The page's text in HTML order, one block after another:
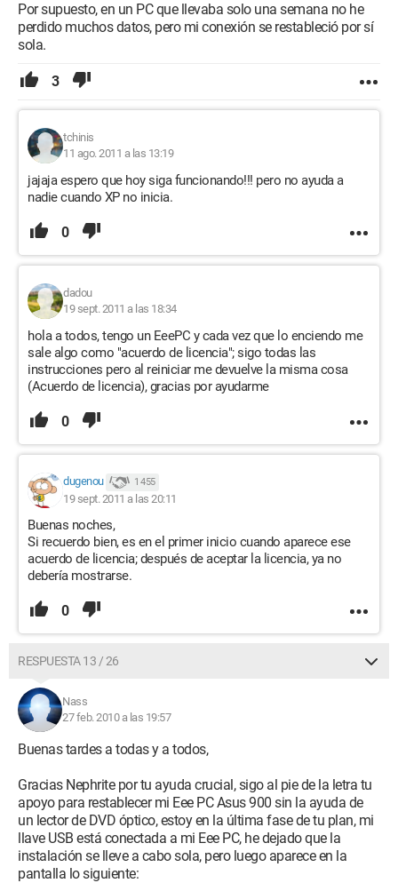
Por supuesto, en un PC que llevaba solo una semana no he
perdido muchos datos, pero mi conexión se restableció por sí
sola.
3
tchinis
11 ago. 2011 a las 13:19
jajaja espero que hoy siga funcionando!!! pero no ayuda a
nadie cuando XP no inicia.
0
dadou
19 sept. 2011 a las 18:34
hola a todos, tengo un EeePC y cada vez que lo enciendo me
sale algo como "acuerdo de licencia"; sigo todas las
instrucciones pero al reiniciar me devuelve la misma cosa
(Acuerdo de licencia), gracias por ayudarme
0
dugenou 1 455
19 sept. 2011 a las 20:11
Buenas noches,
Si recuerdo bien, es en el primer inicio cuando aparece ese
acuerdo de licencia; después de aceptar la licencia, ya no
debería mostrarse.
0
RESPUESTA 13 / 26
Nass
27 feb. 2010 a las 19:57
Buenas tardes a todas y a todos,
Gracias Nephrite por tu ayuda crucial, sigo al pie de la letra tu
apoyo para restablecer mi Eee PC Asus 900 sin la ayuda de
un lector de DVD óptico, estoy en la última fase de tu plan, mi
llave USB está conectada a mi Eee PC, he dejado que la
instalación se lleve a cabo sola, pero luego aparece en la
pantalla lo siguiente: